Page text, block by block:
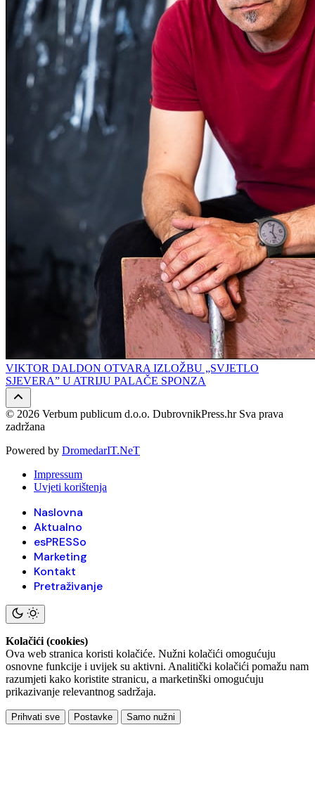
VIKTOR DALDON OTVARA IZLOŽBU „SVJETLO
SJEVERA” U ATRIJU PALAČE SPONZA
© 2026 Verbum publicum d.o.o. DubrovnikPress.hr Sva prava
zadržana
Powered by DromedarIT.NeT
Impressum
Uvjeti korištenja
Naslovna
Aktualno
esPRESSo
Marketing
Kontakt
Pretraživanje
Kolačići (cookies)
Ova web stranica koristi kolačiće. Nužni kolačići omogućuju
osnovne funkcije i uvijek su aktivni. Analitički kolačići pomažu nam
razumjeti kako koristite stranicu, a marketinški omogućuju
prikazivanje relevantnog sadržaja.
Prihvati sve Postavke Samo nužni